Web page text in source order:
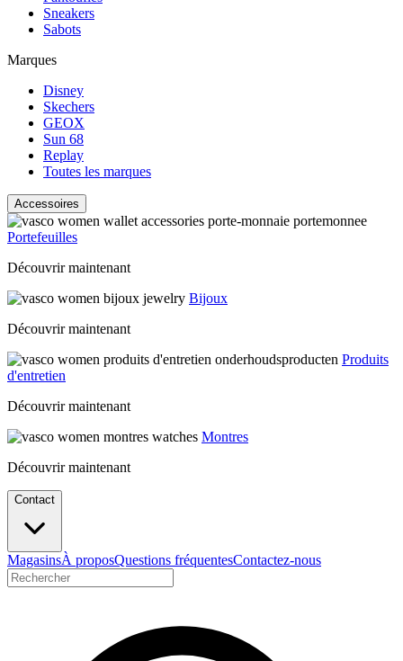
Sneakers
Sabots
Marques
Disney
Skechers
GEOX
Sun 68
Replay
Toutes les marques
Accessoires
Portefeuilles
Découvrir maintenant
Bijoux
Découvrir maintenant
Produits
d'entretien
Découvrir maintenant
Montres
Découvrir maintenant
Contact
MagasinsÀ proposQuestions fréquentesContactez-nous